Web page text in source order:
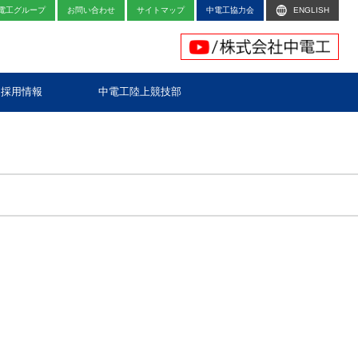
採用情報 中電工陸上競技部
工グループ お問い合わせ サイトマップ 中電工協力会 ENGLISH